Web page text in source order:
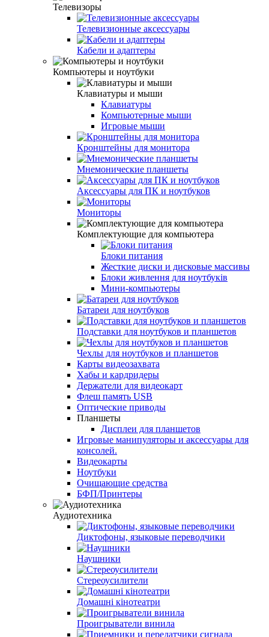
Телевизоры
Телевизионные аксессуары
Кабели и адаптеры
Компьютеры и ноутбуки
Клавиатуры и мыши
Клавиатуры
Компьютерные мыши
Игровые мыши
Кронштейны для монитора
Мнемонические планшеты
Аксессуары для ПК и ноутбуков
Мониторы
Комплектующие для компьютера
Блоки питания
Жесткие диски и дисковые массивы
Блоки живлення для ноутбуків
Мини-компьютеры
Батареи для ноутбуков
Подставки для ноутбуков и планшетов
Чехлы для ноутбуков и планшетов
Карты видеозахвата
Хабы и кардридеры
Держатели для видеокарт
Флеш память USB
Оптические приводы
Планшеты
Дисплеи для планшетов
Игровые манипуляторы и аксессуары для
консолей.
Видеокарты
Ноутбуки
Очищающие средства
БФП/Принтеры
Аудиотехника
Диктофоны, языковые переводчики
Наушники
Стереоусилители
Домашні кінотеатри
Проигрыватели винила